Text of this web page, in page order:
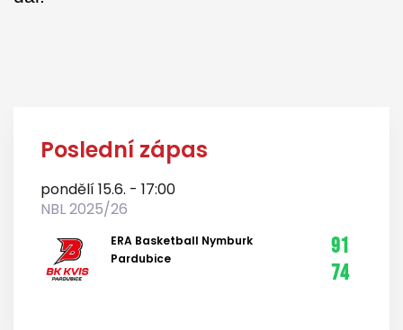
Poslední zápas
pondělí 15.6. - 17:00
NBL 2025/26
ERA Basketball Nymburk
Pardubice
91
74